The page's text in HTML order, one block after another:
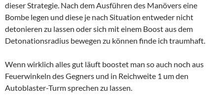
dieser Strategie. Nach dem Ausführen des Manövers eine
Bombe legen und diese je nach Situation entweder nicht
detonieren zu lassen oder sich mit einem Boost aus dem
Detonationsradius bewegen zu können finde ich traumhaft.
Wenn wirklich alles gut läuft boostet man so auch noch aus
Feuerwinkeln des Gegners und in Reichweite 1 um den
Autoblaster-Turm sprechen zu lassen.